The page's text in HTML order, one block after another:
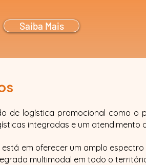
Saiba Mais
de logística promocional como o
integradas e um
em oferecer um amplo
multimodal em todo o